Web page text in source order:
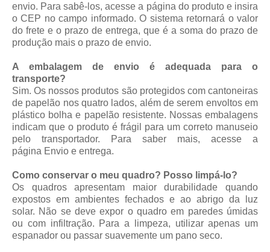
envio. Para sabê-los, acesse a página do produto e insira
o CEP no campo informado. O sistema retornará o valor
do frete e o prazo de entrega, que é a soma do prazo de
produção mais o prazo de envio.
A embalagem de envio é adequada para o
transporte?
Sim. Os nossos produtos são protegidos com cantoneiras
de papelão nos quatro lados, além de serem envoltos em
plástico bolha e papelão resistente. Nossas embalagens
indicam que o produto é frágil para um correto manuseio
pelo transportador. Para saber mais, acesse a
página Envio e entrega.
Como conservar o meu quadro? Posso limpá-lo?
Os quadros apresentam maior durabilidade quando
expostos em ambientes fechados e ao abrigo da luz
solar. Não se deve expor o quadro em paredes úmidas
ou com infiltração. Para a limpeza, utilizar apenas um
espanador ou passar suavemente um pano seco.